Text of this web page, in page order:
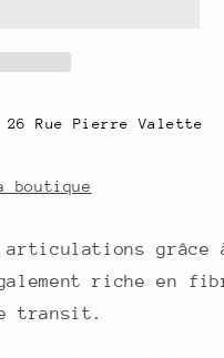
26 Rue Pierre Valette
boutique
articulations grâce
riche en
transit.